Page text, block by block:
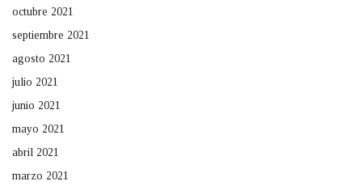
octubre 2021
septiembre 2021
agosto 2021
julio 2021
junio 2021
mayo 2021
abril 2021
marzo 2021